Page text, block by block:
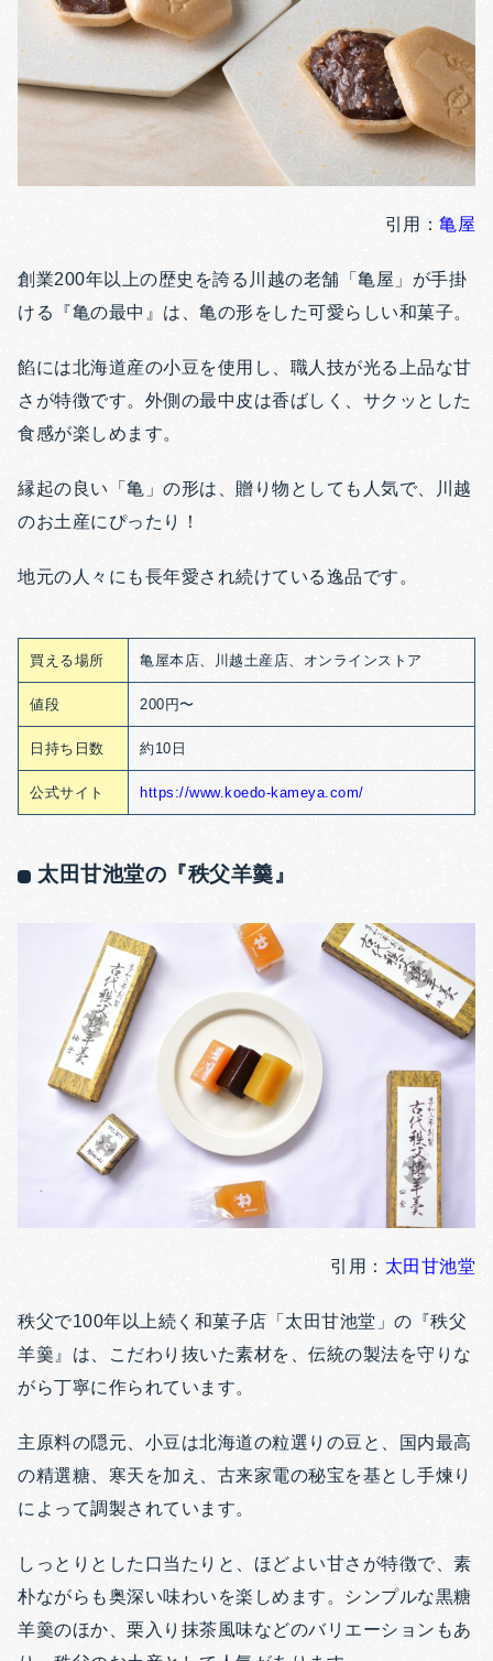
引用： 亀屋
創業200年以上の歴史を誇る川越の老舗「亀屋」が手掛
ける『亀の最中』は、亀の形をした可愛らしい和菓子。
餡には北海道産の小豆を使用し、職人技が光る上品な甘
さが特徴です。外側の最中皮は香ばしく、サクッとした
食感が楽しめます。
縁起の良い「亀」の形は、贈り物としても人気で、川越
のお土産にぴったり！
地元の人々にも長年愛され続けている逸品です。
買える場所 亀屋本店、川越土産店、オンラインストア
値段 200円〜
日持ち日数 約10日
公式サイト https://www.koedo-kameya.com/
太田甘池堂の『秩父羊羹』
引用： 太田甘池堂
秩父で100年以上続く和菓子店「太田甘池堂」の『秩父
羊羹』は、こだわり抜いた素材を、伝統の製法を守りな
がら丁寧に作られています。
主原料の隠元、小豆は北海道の粒選りの豆と、国内最高
の精選糖、寒天を加え、古来家電の秘宝を基とし手煉り
によって調製されています。
しっとりとした口当たりと、ほどよい甘さが特徴で、素
朴ながらも奥深い味わいを楽しめます。シンプルな黒糖
羊羹のほか、栗入り抹茶風味などのバリエーションもあ